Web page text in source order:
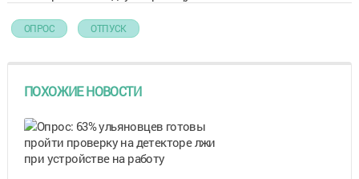
ОПРОС ОТПУСК
ПОХОЖИЕ НОВОСТИ